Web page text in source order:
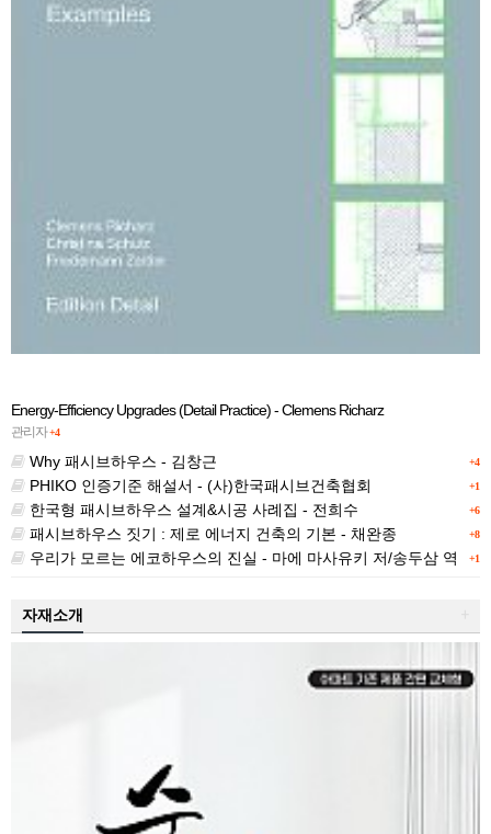
Energy-Efficiency Upgrades (Detail Practice) - Clemens Richarz
관리자+4
+4
Why 패시브하우스 - 김창근
+1
PHIKO 인증기준 해설서 - (사)한국패시브건축협회
+6
한국형 패시브하우스 설계&시공 사례집 - 전희수
+8
패시브하우스 짓기 : 제로 에너지 건축의 기본 - 채완종
+1
우리가 모르는 에코하우스의 진실 - 마에 마사유키 저/송두삼 역
자재소개